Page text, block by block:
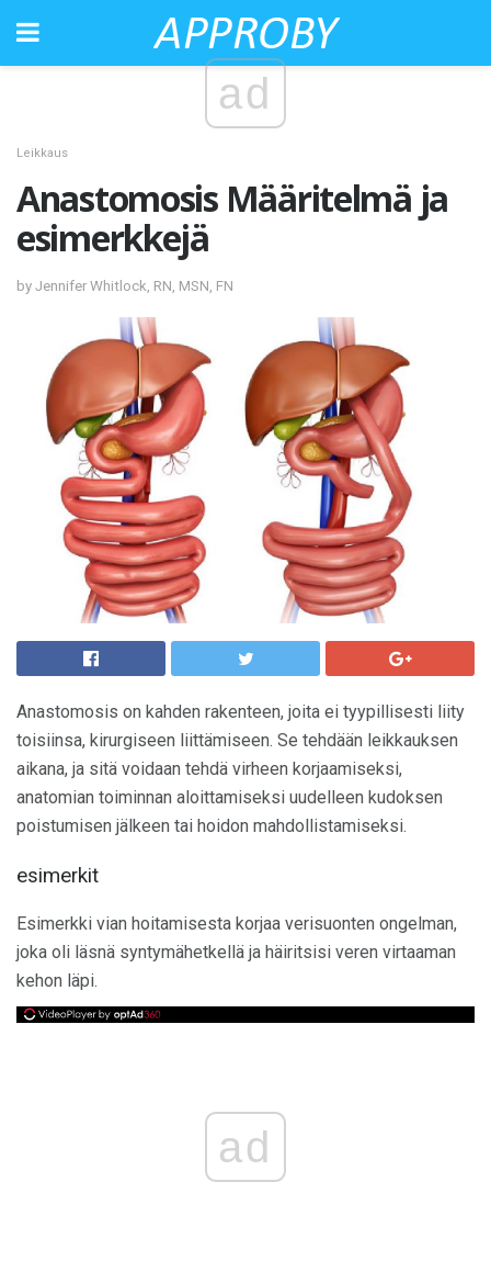
ad
Leikkaus
Anastomosis Määritelmä ja
esimerkkejä
by Jennifer Whitlock, RN, MSN, FN
Anastomosis on kahden rakenteen, joita ei tyypillisesti liity
toisiinsa, kirurgiseen liittämiseen. Se tehdään leikkauksen
aikana, ja sitä voidaan tehdä virheen korjaamiseksi,
anatomian toiminnan aloittamiseksi uudelleen kudoksen
poistumisen jälkeen tai hoidon mahdollistamiseksi.
esimerkit
Esimerkki vian hoitamisesta korjaa verisuonten ongelman,
joka oli läsnä syntymähetkellä ja häiritsisi veren virtaaman
kehon läpi.
ad